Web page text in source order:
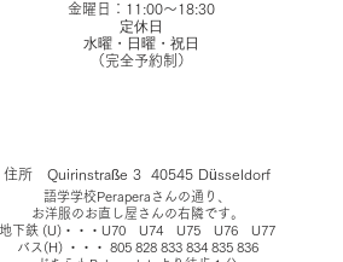
金曜日：11:00～18:30
定休日
​水曜・日曜・祝日
（完全予約制）​
住所 Quirinstraße 3 40545 Düsseldorf
​語学学校Peraperaさんの通り、
お洋服のお直し屋さんの右隣です。
地下鉄 (U)・・・U70 U74 U75 U76 U77
バス(H) ・・・ 805 828 833 834 835 836